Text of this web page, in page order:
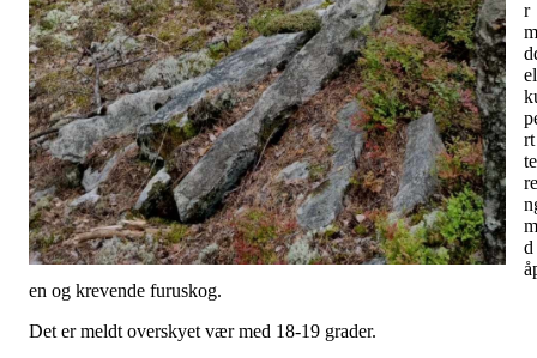
r
rt
re
d
en og krevende furuskog.
Det er meldt overskyet vær med 18-19 grader.